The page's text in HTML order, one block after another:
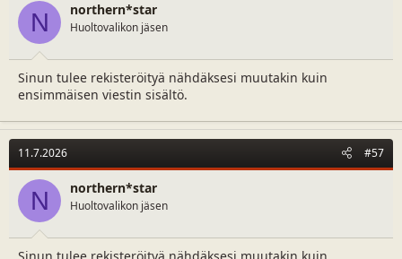
N northern*star
Huoltovalikon jäsen
Sinun tulee rekisteröityä nähdäksesi muutakin kuin
ensimmäisen viestin sisältö.
11.7.2026 #57
N northern*star
Huoltovalikon jäsen